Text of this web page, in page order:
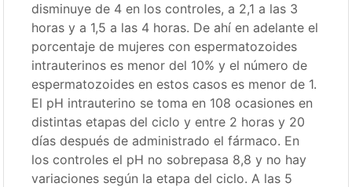
disminuye de 4 en los controles, a 2,1 a las 3
horas y a 1,5 a las 4 horas. De ahí en adelante el
porcentaje de mujeres con espermatozoides
intrauterinos es menor del 10% y el número de
espermatozoides en estos casos es menor de 1.
El pH intrauterino se toma en 108 ocasiones en
distintas etapas del ciclo y entre 2 horas y 20
días después de administrado el fármaco. En
los controles el pH no sobrepasa 8,8 y no hay
variaciones según la etapa del ciclo. A las 5